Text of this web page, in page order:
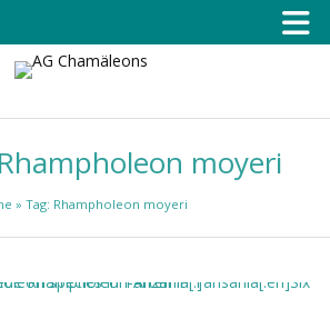
moyeri
» Tag: Rhampholeon moyeri